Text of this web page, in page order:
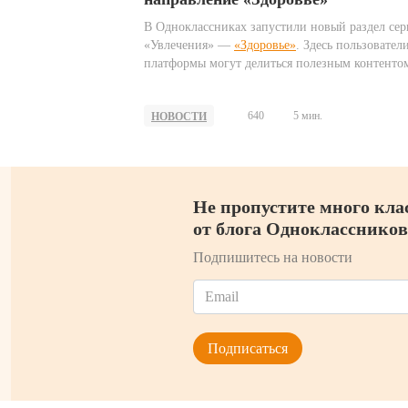
В Одноклассниках запустили новый раздел
«Увлечения» — «Здоровье». Здесь пользователи
платформы могут делиться полезным
своих близких. Среди популярных тем —
НОВОСТИ 640 5 мин.
Не пропустите много
от блога
Подпишитесь на новости